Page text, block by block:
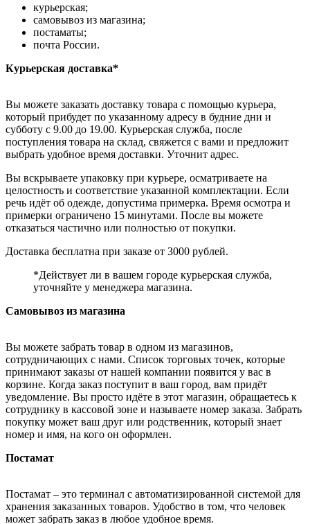
курьерская;
самовывоз из магазина;
постаматы;
почта России.
Курьерская доставка*
Вы можете заказать доставку товара с помощью курьера,
который прибудет по указанному адресу в будние дни и
субботу с 9.00 до 19.00. Курьерская служба, после
поступления товара на склад, свяжется с вами и предложит
выбрать удобное время доставки. Уточнит адрес.
Вы вскрываете упаковку при курьере, осматриваете на
целостность и соответствие указанной комплектации. Если
речь идёт об одежде, допустима примерка. Время осмотра и
примерки ограничено 15 минутами. После вы можете
отказаться частично или полностью от покупки.
Доставка бесплатна при заказе от 3000 рублей.
*Действует ли в вашем городе курьерская служба,
уточняйте у менеджера магазина.
Самовывоз из магазина
Вы можете забрать товар в одном из магазинов,
сотрудничающих с нами. Список торговых точек, которые
принимают заказы от нашей компании появится у вас в
корзине. Когда заказ поступит в ваш город, вам придёт
уведомление. Вы просто идёте в этот магазин, обращаетесь к
сотруднику в кассовой зоне и называете номер заказа. Забрать
покупку может ваш друг или родственник, который знает
номер и имя, на кого он оформлен.
Постамат
Постамат – это терминал с автоматизированной системой для
хранения заказанных товаров. Удобство в том, что человек
может забрать заказ в любое удобное время.